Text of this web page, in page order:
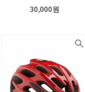
30,000원